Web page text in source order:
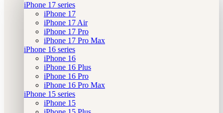
iPhone 17 series
iPhone 17
iPhone 17 Air
iPhone 17 Pro
iPhone 17 Pro Max
iPhone 16 series
iPhone 16
iPhone 16 Plus
iPhone 16 Pro
iPhone 16 Pro Max
iPhone 15 series
iPhone 15